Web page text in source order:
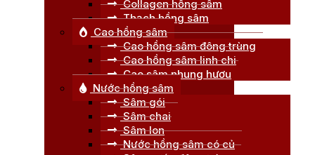
Collagen hồng sâm
Thạch hồng sâm
Cao hồng sâm
Cao hồng sâm đông trùng
Cao hồng sâm linh chi
Cao sâm nhung hươu
Nước hồng sâm
Sâm gói
Sâm chai
Sâm lon
Nước hồng sâm có củ